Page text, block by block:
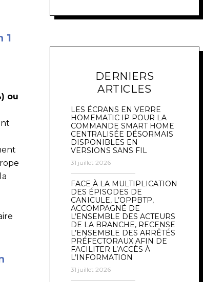
1
ou
DERNIERS
ARTICLES
LES ÉCRANS EN VERRE
HOMEMATIC IP POUR LA
COMMANDE SMART HOME
CENTRALISÉE DÉSORMAIS
DISPONIBLES EN
VERSIONS SANS FIL
31 juillet 2026
FACE À LA MULTIPLICATION
DES ÉPISODES DE
CANICULE, L’OPPBTP,
ACCOMPAGNÉ DE
L’ENSEMBLE DES ACTEURS
DE LA BRANCHE, RECENSE
L’ENSEMBLE DES ARRÊTÉS
PRÉFECTORAUX AFIN DE
FACILITER L’ACCÈS À
L’INFORMATION
31 juillet 2026